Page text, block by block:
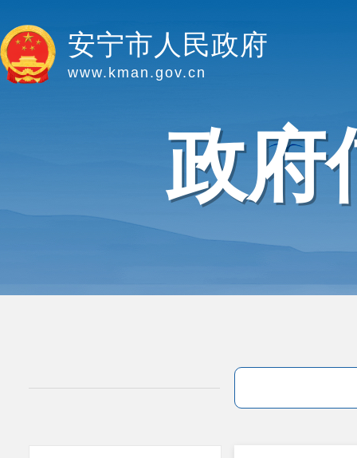
安宁市人民政府
www.kman.gov.cn
政府